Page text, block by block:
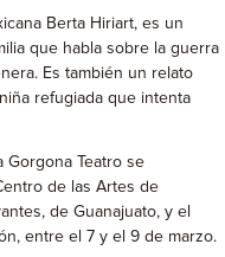
Berta Hiriart, es un
que habla sobre la guerra
Es también un relato
refugiada que intenta
Gorgona Teatro se
de las Artes de
de Guanajuato, y el
entre el 7 y el 9 de marzo.